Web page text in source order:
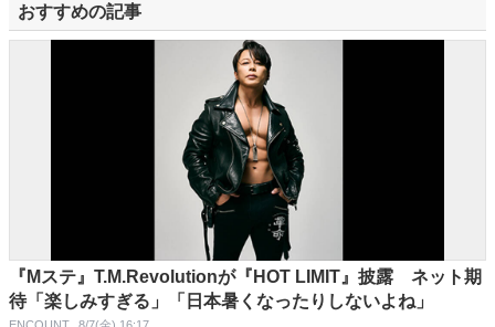
おすすめの記事
『Mステ』T.M.Revolutionが『HOT LIMIT』披露 ネット期
待「楽しみすぎる」「日本暑くなったりしないよね」
ENCOUNT 8/7(金) 16:17